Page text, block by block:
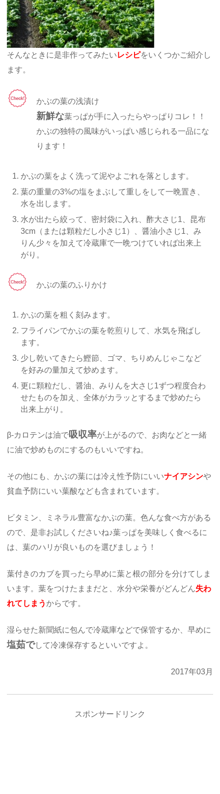
そんなときに是非作ってみたいレシピをいくつかご紹介し
ます。
かぶの葉の浅漬け
新鮮な葉っぱが手に入ったらやっぱりコレ！！
かぶの独特の風味がいっぱい感じられる一品にな
ります！
かぶの葉をよく洗って泥やよごれを落とします。
葉の重量の3%の塩をまぶして重しをして一晩置き、
水を出します。
水が出たら絞って、密封袋に入れ、酢大さじ1、昆布
3cm（または顆粒だし小さじ1）、醤油小さじ1、み
りん少々を加えて冷蔵庫で一晩つけていれば出来上
がり。
かぶの葉のふりかけ
かぶの葉を粗く刻みます。
フライパンでかぶの葉を乾煎りして、水気を飛ばし
ます。
少し乾いてきたら鰹節、ゴマ、ちりめんじゃこなど
を好みの量加えて炒めます。
更に顆粒だし、醤油、みりんを大さじ1ずつ程度合わ
せたものを加え、全体がカラッとするまで炒めたら
出来上がり。
β-カロテンは油で吸収率が上がるので、お肉などと一緒
に油で炒めものにするのもいいですね。
その他にも、かぶの葉には冷え性予防にいいナイアシンや
貧血予防にいい葉酸なども含まれています。
ビタミン、ミネラル豊富なかぶの葉。色んな食べ方がある
ので、是非お試しくださいね♪葉っぱを美味しく食べるに
は、葉のハリが良いものを選びましょう！
葉付きのカブを買ったら早めに葉と根の部分を分けてしま
います。葉をつけたままだと、水分や栄養がどんどん失わ
れてしまうからです。
湿らせた新聞紙に包んで冷蔵庫などで保管するか、早めに
塩茹でして冷凍保存するといいですよ。
2017年03月
スポンサードリンク